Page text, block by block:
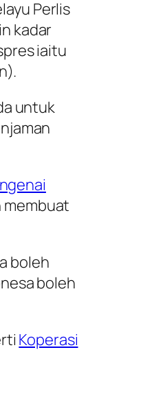
Perlis
kadar
iaitu
untuk
membuat
boleh
boleh
Koperasi